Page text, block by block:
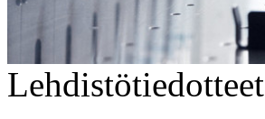
Lehdistötiedotteet